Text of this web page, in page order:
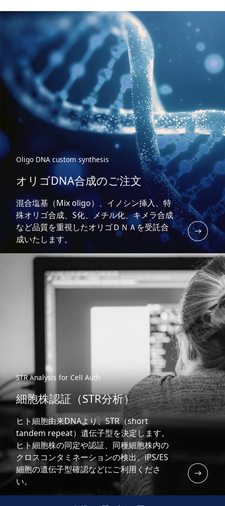
Oligo DNA custom synthesis
オリゴDNA合成のご注文
混合塩基（Mix oligo）、イノシン挿入、特
殊オリゴ合成、S化、メチル化、キメラ合成
など品質を重視したオリゴＤＮＡを受託合
成いたします。
STR Analysis for Cell Auth
細胞株認証（STR分析）
ヒト細胞由来DNAより、STR（short
tandem repeat）遺伝子型を決定します。
ヒト細胞株の同定や認証、同種細胞株内の
クロスコンタミネーションの検出、iPS/ES
細胞の遺伝子型確認などにご利用くださ
い。